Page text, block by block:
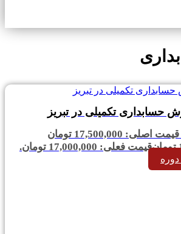
حسابداری تکمیلی در تبریز
قیمت اصلی: 17,500,000 تومان
تومانقیمت فعلی: 17,000,000 تومان.